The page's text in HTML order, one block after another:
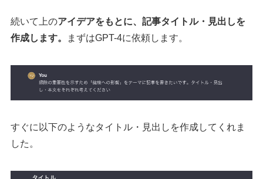
続いて上のアイデアをもとに、記事タイトル・見出しを
作成します。
まずはGPT-4に依頼します。
すぐに以下のようなタイトル・見出しを作成してくれま
した。